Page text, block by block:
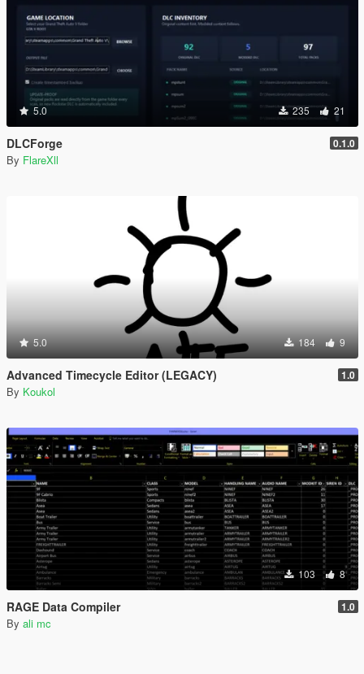
5.0 235 21
DLCForge 0.1.0
By FlareXll
5.0 184 9
Advanced Timecycle Editor (LEGACY) 1.0
By Koukol
103 8
RAGE Data Compiler 1.0
By ali mc